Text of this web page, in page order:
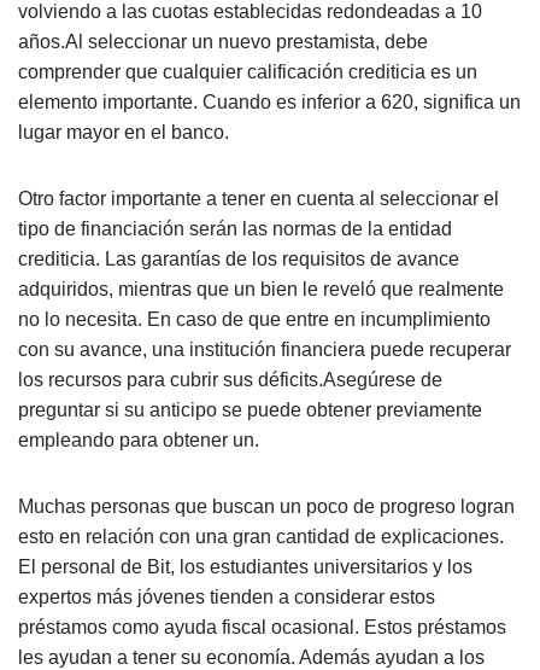
volviendo a las cuotas establecidas redondeadas a 10
años.Al seleccionar un nuevo prestamista, debe
comprender que cualquier calificación crediticia es un
elemento importante. Cuando es inferior a 620, significa un
lugar mayor en el banco.
Otro factor importante a tener en cuenta al seleccionar el
tipo de financiación serán las normas de la entidad
crediticia. Las garantías de los requisitos de avance
adquiridos, mientras que un bien le reveló que realmente
no lo necesita. En caso de que entre en incumplimiento
con su avance, una institución financiera puede recuperar
los recursos para cubrir sus déficits.Asegúrese de
preguntar si su anticipo se puede obtener previamente
empleando para obtener un.
Muchas personas que buscan un poco de progreso logran
esto en relación con una gran cantidad de explicaciones.
El personal de Bit, los estudiantes universitarios y los
expertos más jóvenes tienden a considerar estos
préstamos como ayuda fiscal ocasional. Estos préstamos
les ayudan a tener su economía. Además ayudan a los